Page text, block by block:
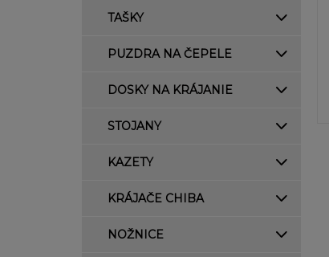
TAŠKY
PUZDRA NA ČEPELE
DOSKY NA KRÁJANIE
STOJANY
KAZETY
KRÁJAČE CHIBA
NOŽNICE